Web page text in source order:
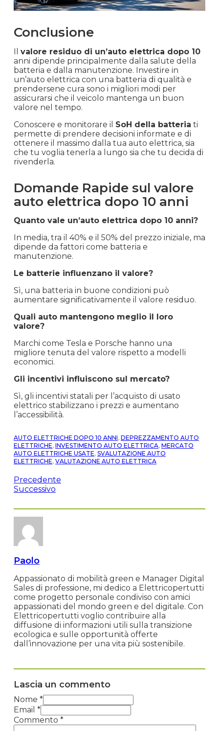
Conclusione
Il valore residuo di un’auto elettrica dopo 10
anni dipende principalmente dalla salute della
batteria e dalla manutenzione. Investire in
un’auto elettrica con una batteria di qualità e
prendersene cura sono i migliori modi per
assicurarsi che il veicolo mantenga un buon
valore nel tempo.
Conoscere e monitorare il SoH della batteria ti
permette di prendere decisioni informate e di
ottenere il massimo dalla tua auto elettrica, sia
che tu voglia tenerla a lungo sia che tu decida di
rivenderla.
Domande Rapide sul valore
auto elettrica dopo 10 anni
Quanto vale un’auto elettrica dopo 10 anni?
In media, tra il 40% e il 50% del prezzo iniziale, ma
dipende da fattori come batteria e
manutenzione.
Le batterie influenzano il valore?
Sì, una batteria in buone condizioni può
aumentare significativamente il valore residuo.
Quali auto mantengono meglio il loro
valore?
Marchi come Tesla e Porsche hanno una
migliore tenuta del valore rispetto a modelli
economici.
Gli incentivi influiscono sul mercato?
Sì, gli incentivi statali per l’acquisto di usato
elettrico stabilizzano i prezzi e aumentano
l’accessibilità.
AUTO ELETTRICHE DOPO 10 ANNI, DEPREZZAMENTO AUTO
ELETTRICHE, INVESTIMENTO AUTO ELETTRICA, MERCATO
AUTO ELETTRICHE USATE, SVALUTAZIONE AUTO
ELETTRICHE, VALUTAZIONE AUTO ELETTRICA
Precedente
Successivo
Paolo
Appassionato di mobilità green e Manager Digital
Sales di professione, mi dedico a Elettricopertutti
come progetto personale condiviso con amici
appassionati del mondo green e del digitale. Con
Elettricopertutti voglio contribuire alla
diffusione di informazioni utili sulla transizione
ecologica e sulle opportunità offerte
dall’innovazione per una vita più sostenibile.
Lascia un commento
Nome *
Email *
Commento *